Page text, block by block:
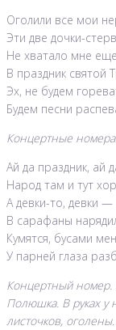
Оголили все мои
Эти две дочки-
Не хватало мне
В праздник святой
Эх, не будем
Будем песни
Концертные
Ай да праздник, ай
Народ там и тут
А девки-то, девки
В сарафаны
Кумятся, бусами
У парней глаза
Концертный
Полюшка. В руках у
листочков, оголены.